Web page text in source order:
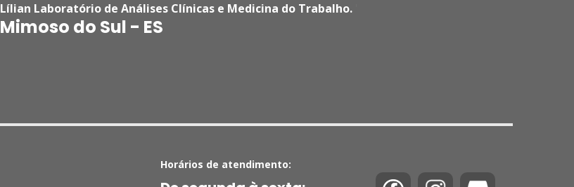
Lílian Laboratório de Análises Clínicas e Medicina do Trabalho.
Mimoso do Sul - ES
Horários de atendimento: